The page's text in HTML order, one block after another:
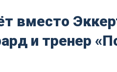
вместо
и тренер